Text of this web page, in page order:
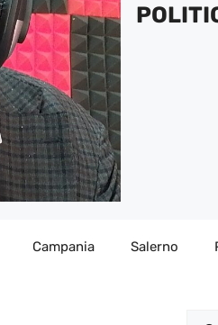
Campania Salerno